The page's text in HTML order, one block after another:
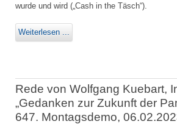
wurde und wird („Cash in the Täsch“).
Weiterlesen ...
Rede von Wolfgang Kuebart,
„Gedanken zur Zukunft der
647. Montagsdemo,